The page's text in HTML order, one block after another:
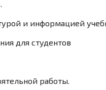
и информацией
для студентов
работы.